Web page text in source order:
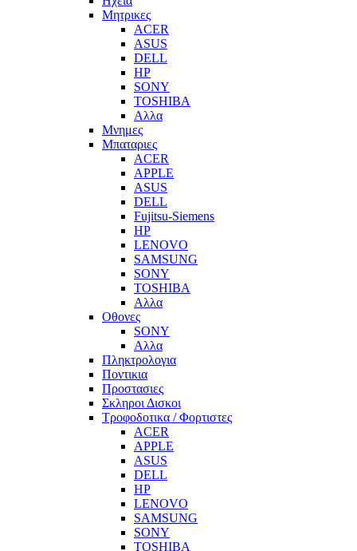
Μητρικες
ACER
ASUS
DELL
HP
SONY
TOSHIBA
Αλλα
Μνημες
Μπαταριες
ACER
APPLE
ASUS
DELL
Fujitsu-Siemens
HP
LENOVO
SAMSUNG
SONY
TOSHIBA
Αλλα
Οθονες
SONY
Αλλα
Πληκτρολογια
Ποντικια
Προστασιες
Σκληροι Δισκοι
Τροφοδοτικα / Φορτιστες
ACER
APPLE
ASUS
DELL
HP
LENOVO
SAMSUNG
SONY
TOSHIBA